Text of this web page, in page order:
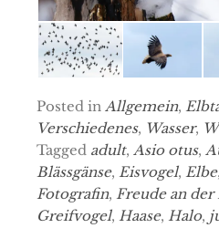
Posted in Allgemein,
Verschiedenes, Wasser,
Tagged adult, Asio otus,
Blässgänse, Eisvogel, Elbe,
Fotografin, Freude an der
Greifvogel, Haase, Halo,